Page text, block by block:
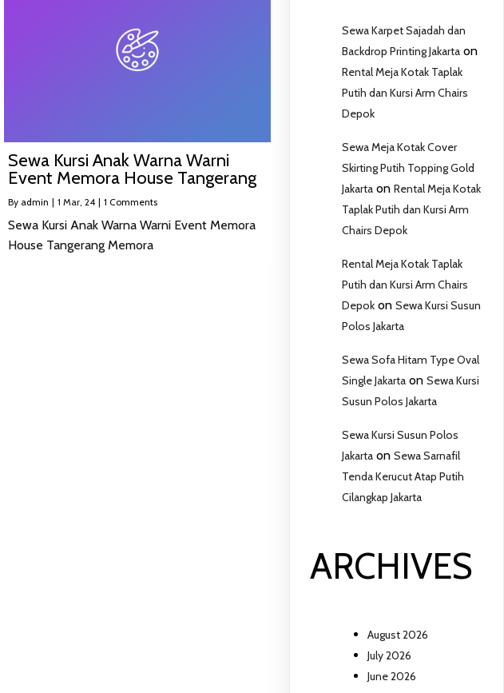
Sewa Kursi Anak Warna Warni
Event Memora House Tangerang
By admin | 1 Mar, 24 | 1 Comments
Sewa Kursi Anak Warna Warni Event Memora
House Tangerang Memora
Sewa Karpet Sajadah dan
Backdrop Printing Jakarta on
Rental Meja Kotak Taplak
Putih dan Kursi Arm Chairs
Depok
Sewa Meja Kotak Cover
Skirting Putih Topping Gold
Jakarta onRental Meja Kotak
Taplak Putih dan Kursi Arm
Chairs Depok
Rental Meja Kotak Taplak
Putih dan Kursi Arm Chairs
Depok onSewa Kursi Susun
Polos Jakarta
Sewa Sofa Hitam Type Oval
Single Jakarta onSewa Kursi
Susun Polos Jakarta
Sewa Kursi Susun Polos
Jakarta onSewa Sarnafil
Tenda Kerucut Atap Putih
Cilangkap Jakarta
ARCHIVES
August 2026
July 2026
June 2026